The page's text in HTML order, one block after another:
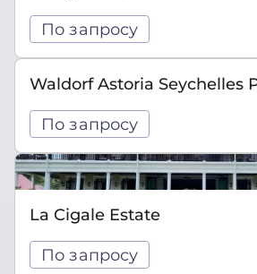
По запросу
Waldorf Astoria Seychelles
По запросу
La Cigale Estate
По запросу